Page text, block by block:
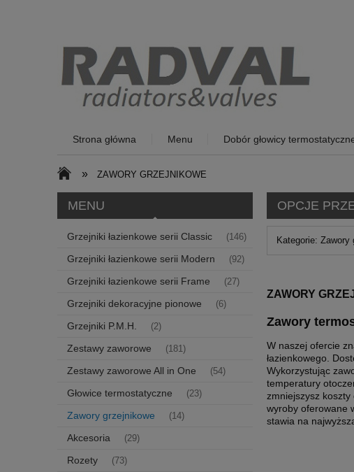
Strona główna Menu Dobór głowicy
» ZAWORY GRZEJNIKOWE
MENU
Grzejniki łazienkowe serii Classic (146)
Grzejniki łazienkowe serii Modern (92)
Grzejniki łazienkowe serii Frame (27)
Grzejniki dekoracyjne pionowe (6)
Grzejniki P.M.H. (2)
Zestawy zaworowe (181)
Zestawy zaworowe All in One (54)
Głowice termostatyczne (23)
Zawory grzejnikowe (14)
Akcesoria (29)
Rozety (73)
OPCJE
Kategorie: Zawory
ZAWORY
Zawory
W naszej ofercie
łazienkowego.
Wykorzystując
temperatury
zmniejszysz
wyroby oferowane
stawia na